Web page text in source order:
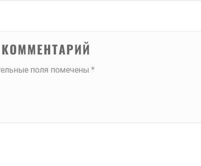
поля помечены *